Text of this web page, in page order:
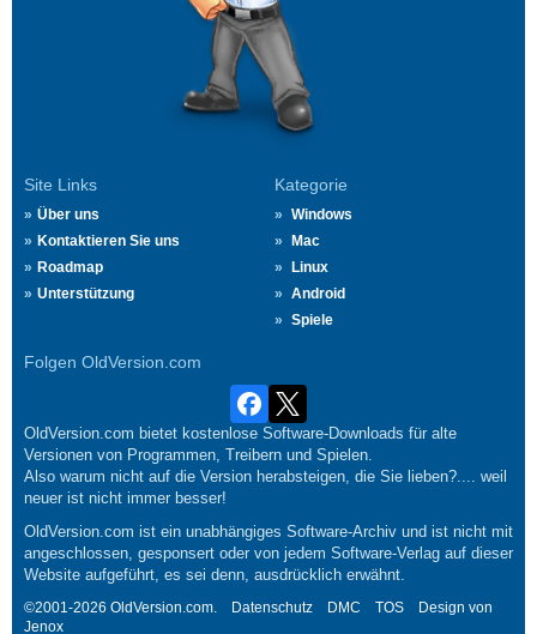
Site Links
Über uns
Kontaktieren Sie uns
Roadmap
Unterstützung
Kategorie
Windows
Mac
Linux
Android
Spiele
Folgen OldVersion.com
OldVersion.com bietet kostenlose Software-Downloads für alte
Versionen von Programmen, Treibern und Spielen.
Also warum nicht auf die Version herabsteigen, die Sie lieben?.... weil
neuer ist nicht immer besser!
OldVersion.com ist ein unabhängiges Software-Archiv und ist nicht mit
angeschlossen, gesponsert oder von jedem Software-Verlag auf dieser
Website aufgeführt, es sei denn, ausdrücklich erwähnt.
©2001-2026 OldVersion.com. Datenschutz DMC TOS
Design von
Jenox